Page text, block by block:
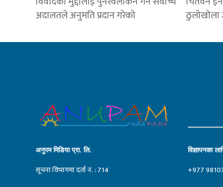
अदालतले अनुमति प्रदान गरेको
अनुपम मिडिया प्रा. लि.
सूचना विभागमा दर्ता नं. : 714
विज्ञापनका
+977